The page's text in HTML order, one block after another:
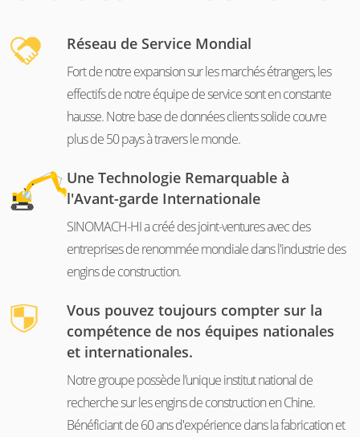
Réseau de Service Mondial
Fort de notre expansion sur les marchés étrangers, les
effectifs de notre équipe de service sont en constante
hausse. Notre base de données clients solide couvre
plus de 50 pays à travers le monde.
Une Technologie Remarquable à
l'Avant-garde Internationale
SINOMACH-HI a créé des joint-ventures avec des
entreprises de renommée mondiale dans l'industrie des
engins de construction.
Vous pouvez toujours compter sur la
compétence de nos équipes nationales
et internationales.
Notre groupe possède l’unique institut national de
recherche sur les engins de construction en Chine.
Bénéficiant de 60 ans d'expérience dans la fabrication et